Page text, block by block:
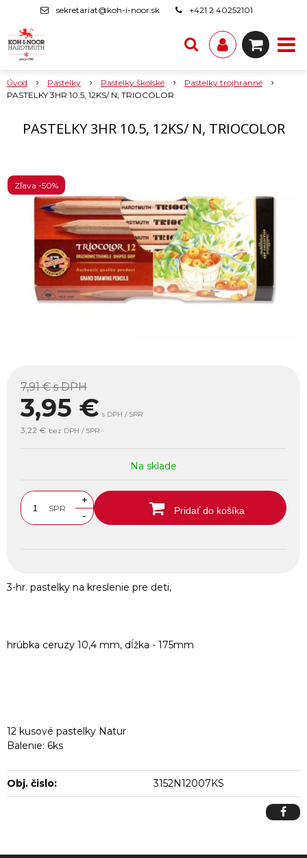
sekretariat@koh-i-noor.sk +421 2 40252101
Úvod Pastelky Pastelky školské
Pastelky trojhranné
PASTELKY 3HR 10.5, 12KS/ N, TRIOCOLOR
PASTELKY 3HR 10.5, 12KS/ N, TRIOCOLOR
Zľava -50%
7,91 €s DPH
3,95 € s DPH / SPR
3,22 € bez DPH / SPR
Na sklade
SPR
+
-
Pridať do košíka
3-hr. pastelky na kreslenie pre deti,
hrúbka ceruzy 10,4 mm, dĺžka - 175mm
12 kusové pastelky Natur
Balenie: 6ks
Obj. čislo: 3152N12007KS